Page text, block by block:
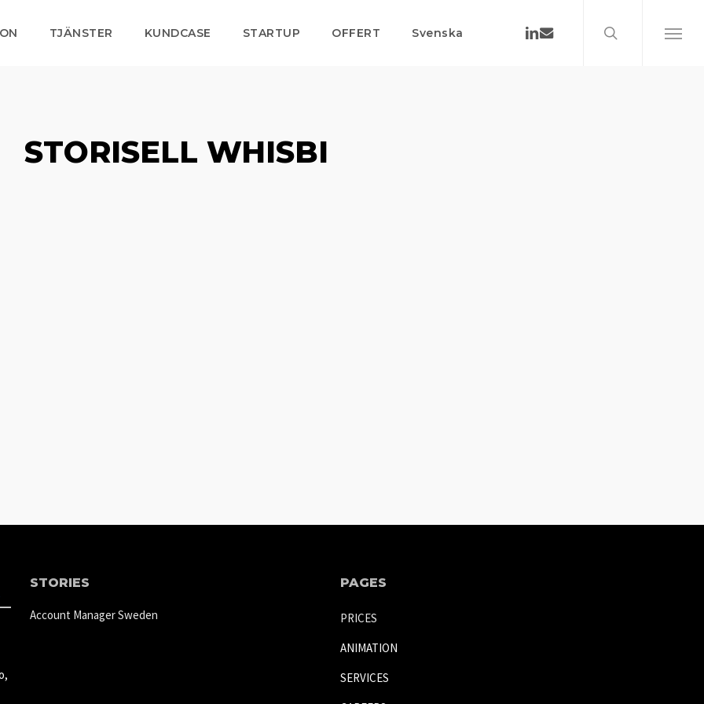
TJÄNSTER KUNDCASE STARTUP OFFERT Svenska Linkedin
Email
Menu
STORISELL WHISBI
STORIES
Account Manager Sweden
PAGES
PRICES
ANIMATION
SERVICES